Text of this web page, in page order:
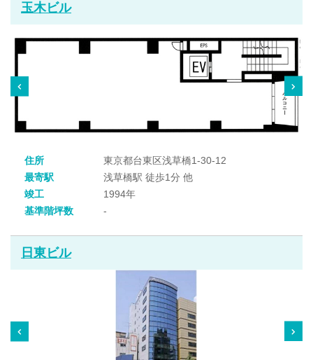
玉木ビル
住所
東京都台東区浅草橋1-30-12
最寄駅
浅草橋駅 徒歩1分 他
竣工
1994年
基準階坪数
-
日東ビル